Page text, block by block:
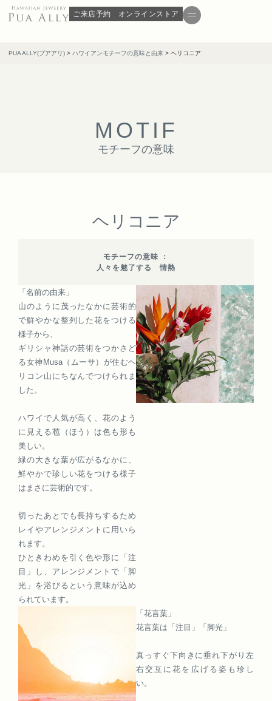
ご来店予約 オンラインストア
PUA ALLY(プアアリ) > ハワイアンモチーフの意味と由来 > ヘリコニア
M OT I F
モチーフの意味
ヘリコニア
モチーフの意味 ：
人々を魅了する 情熱
「名前の由来」
山のように茂ったなかに芸術的
で鮮やかな整列した花をつける
様子から、
ギリシャ神話の芸術をつかさど
る女神Musa（ムーサ）が住むヘ
リコン山にちなんでつけられま
した。
ハワイで人気が高く、花のよう
に見える苞（ほう）は色も形も
美しい。
緑の大きな葉が広がるなかに、
鮮やかで珍しい花をつける様子
はまさに芸術的です。
切ったあとでも長持ちするため
レイやアレンジメントに用いら
れます。
ひときわめを引く色や形に「注
目」し、アレンジメントで「脚
光」を浴びるという意味が込め
られています。
「花言葉」
花言葉は「注目」「脚光」
真っすぐ下向きに垂れ下がり左
右交互に花を広げる姿も珍し
い。